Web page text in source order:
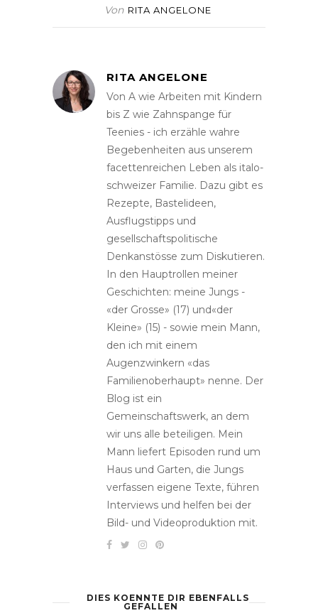
Von RITA ANGELONE
RITA ANGELONE
Von A wie Arbeiten mit Kindern
bis Z wie Zahnspange für
Teenies - ich erzähle wahre
Begebenheiten aus unserem
facettenreichen Leben als italo-
schweizer Familie. Dazu gibt es
Rezepte, Bastelideen,
Ausflugstipps und
gesellschaftspolitische
Denkanstösse zum Diskutieren.
In den Hauptrollen meiner
Geschichten: meine Jungs -
«der Grosse» (17) und«der
Kleine» (15) - sowie mein Mann,
den ich mit einem
Augenzwinkern «das
Familienoberhaupt» nenne. Der
Blog ist ein
Gemeinschaftswerk, an dem
wir uns alle beteiligen. Mein
Mann liefert Episoden rund um
Haus und Garten, die Jungs
verfassen eigene Texte, führen
Interviews und helfen bei der
Bild- und Videoproduktion mit.
DIES KOENNTE DIR EBENFALLS
GEFALLEN